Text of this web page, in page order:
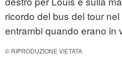
ricordo del bus del tour
entrambi quando erano in
© RIPRODUZIONE VIETATA